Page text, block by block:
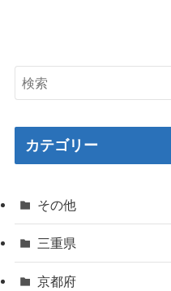
カテゴリー
その他
三重県
京都府